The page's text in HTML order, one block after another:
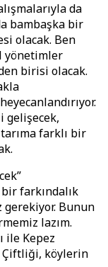
da
bambaşka bir
olacak. Ben
yönetimler
birisi olacak.
gelişecek,
farklı bir
bir farkındalık
Bunun
lazım.
ile Kepez
Çiftliği, köylerin